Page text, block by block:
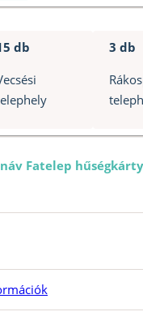
db
3 db
Fatelep